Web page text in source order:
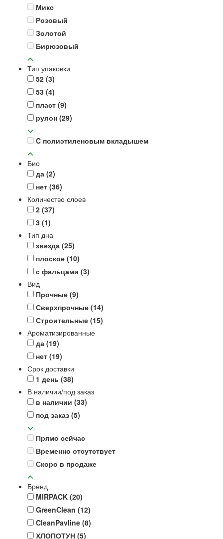
Микс
Розовый
Золотой
Бирюзовый
Тип упаковки
52 (3)
53 (4)
пласт (9)
рулон (29)
C полиэтиленовым вкладышем
Био
да (2)
нет (36)
Количество слоев
2 (37)
3 (1)
Тип дна
звезда (25)
плоское (10)
с фальцами (3)
Вид
Прочные (9)
Сверхпрочные (14)
Строительные (15)
Ароматизированные
да (19)
нет (19)
Срок доставки
1 день (38)
В наличии/под заказ
в наличии (33)
под заказ (5)
Прямо сейчас
Временно отсутствует
Скоро в продаже
Бренд
MIRPACK (20)
GreenClean (12)
CleanPavline (8)
ХЛОПОТУН (5)